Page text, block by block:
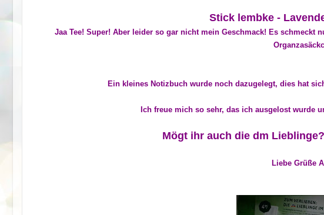
Stick lembke -
Jaa Tee! Super! Aber leider so gar nicht mein Geschmack! Es schmeckt
Ein kleines Notizbuch wurde noch dazugelegt, dies hat
Ich freue mich so sehr, das ich ausgelost wurde
Mögt ihr auch die dm
Liebe Grüße